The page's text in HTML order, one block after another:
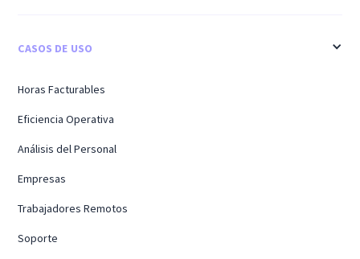
CASOS DE USO
Horas Facturables
Eficiencia Operativa
Análisis del Personal
Empresas
Trabajadores Remotos
Soporte